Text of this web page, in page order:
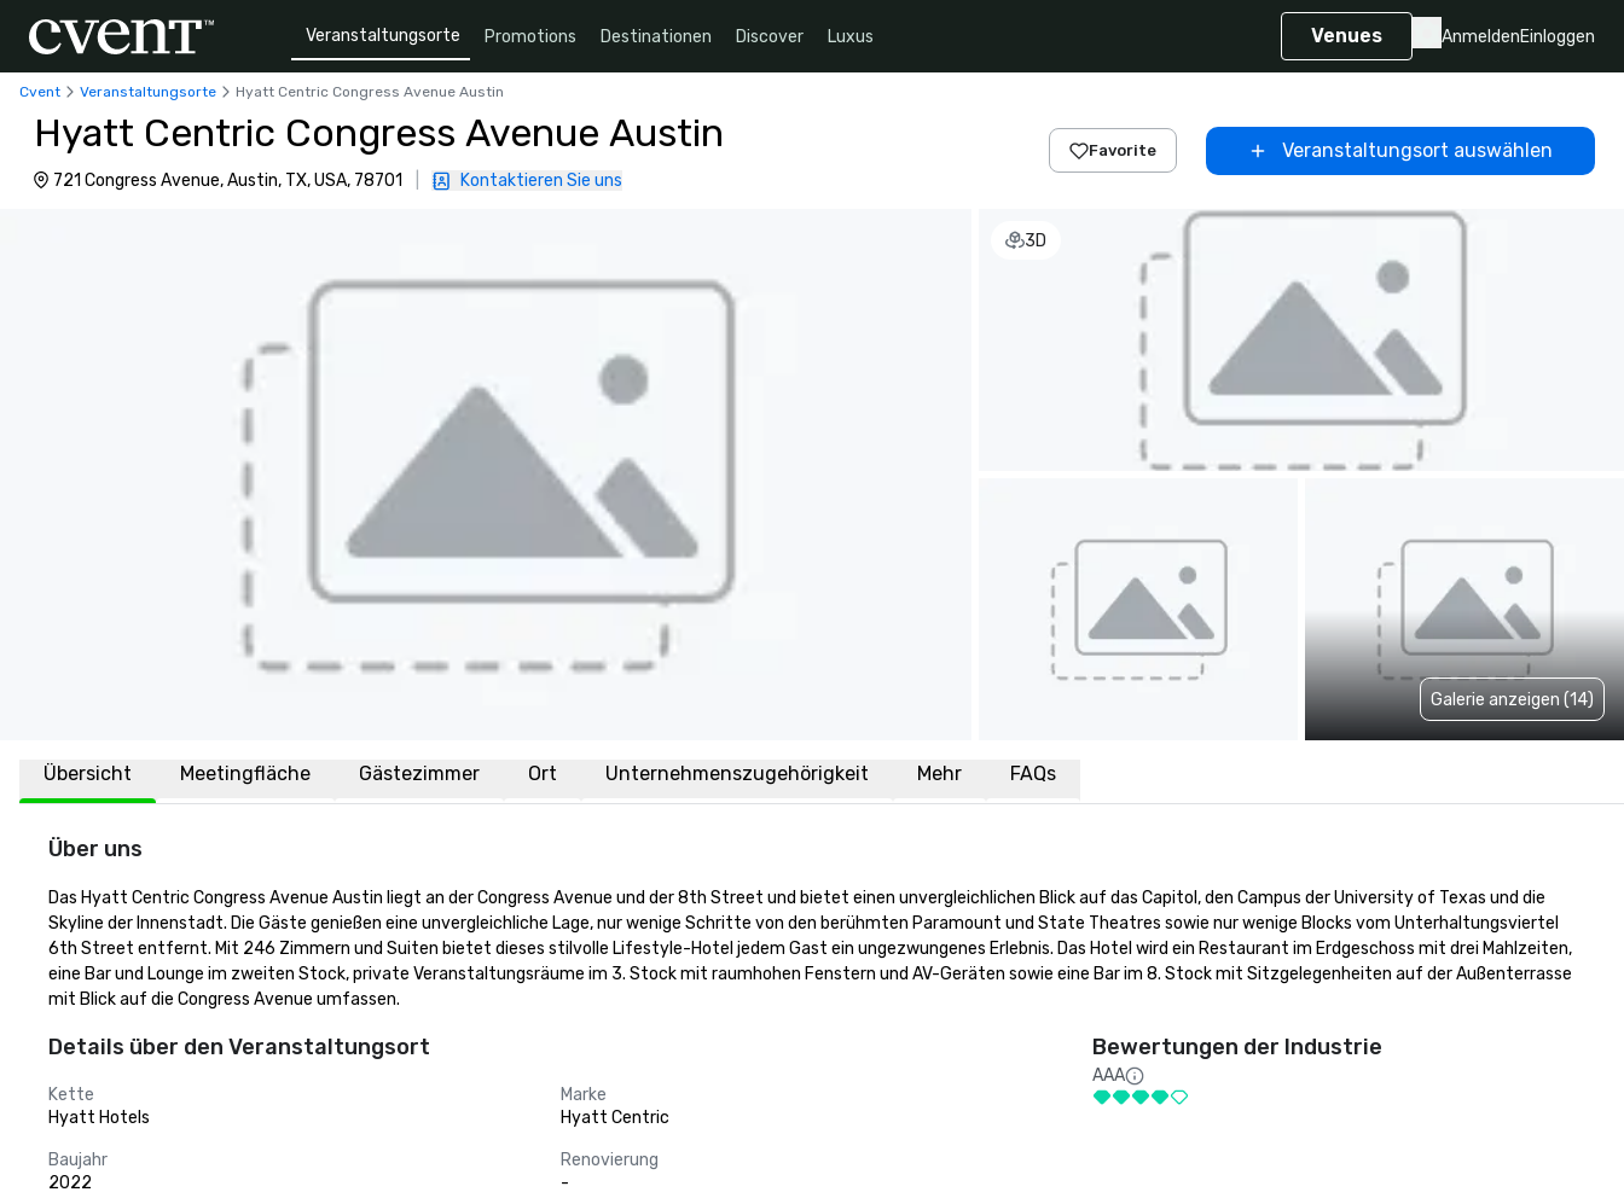
Veranstaltungsorte Promotions Destinationen Discover Luxus Venues AnmeldenEinloggen
Cvent Veranstaltungsorte Hyatt Centric Congress Avenue Austin
Hyatt Centric Congress Avenue Austin
721 Congress Avenue, Austin, TX, USA, 78701 Kontaktieren Sie uns
Favorite Veranstaltungsort auswählen
3D
Galerie anzeigen (14)
Übersicht Meetingfläche Gästezimmer Ort Unternehmenszugehörigkeit Mehr FAQs
Über uns
Das Hyatt Centric Congress Avenue Austin liegt an der Congress Avenue und der 8th Street und bietet einen unvergleichlichen Blick auf das Capitol, den Campus der University of Texas und die
Skyline der Innenstadt. Die Gäste genießen eine unvergleichliche Lage, nur wenige Schritte von den berühmten Paramount und State Theatres sowie nur wenige Blocks vom Unterhaltungsviertel
6th Street entfernt. Mit 246 Zimmern und Suiten bietet dieses stilvolle Lifestyle-Hotel jedem Gast ein ungezwungenes Erlebnis. Das Hotel wird ein Restaurant im Erdgeschoss mit drei Mahlzeiten,
eine Bar und Lounge im zweiten Stock, private Veranstaltungsräume im 3. Stock mit raumhohen Fenstern und AV-Geräten sowie eine Bar im 8. Stock mit Sitzgelegenheiten auf der Außenterrasse
mit Blick auf die Congress Avenue umfassen.
Details über den Veranstaltungsort
Kette
Hyatt Hotels
Marke
Hyatt Centric
Baujahr
2022
Renovierung
-
Bewertungen der Industrie
AAA